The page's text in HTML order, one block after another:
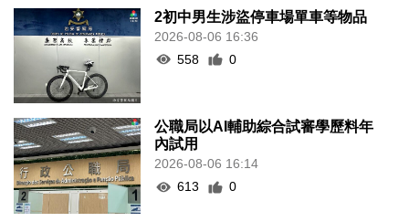
2初中男生涉盜停車場單車等物品
2026-08-06 16:36
558
0
公職局以AI輔助綜合試審學歷料年
內試用
2026-08-06 16:14
613
0